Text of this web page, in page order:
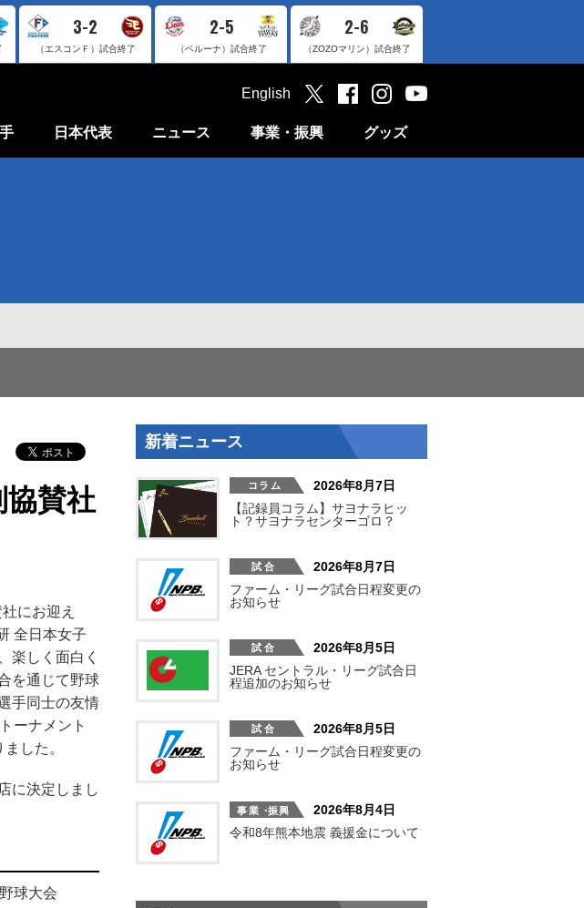
3-2
（エスコンＦ） 試合終了
2-5
（ベルーナ） 試合終了
2-6
（ZOZOマリン） 試合終了
日本代表 ニュース 事業・振興 グッズ
English
賛社
にお迎え
全日本女子
楽しく面白く
を通じて野球
手同士の友情
ーナメント
した。
に決定しまし
球大会
新着ニュース
2026年8月7日
【記録員コラム】サヨナラヒッ
ト？サヨナラセンターゴロ？
2026年8月7日
ファーム・リーグ試合日程変更の
お知らせ
2026年8月5日
JERA セントラル・リーグ試合日
程追加のお知らせ
2026年8月5日
ファーム・リーグ試合日程変更の
お知らせ
2026年8月4日
令和8年熊本地震 義援金について